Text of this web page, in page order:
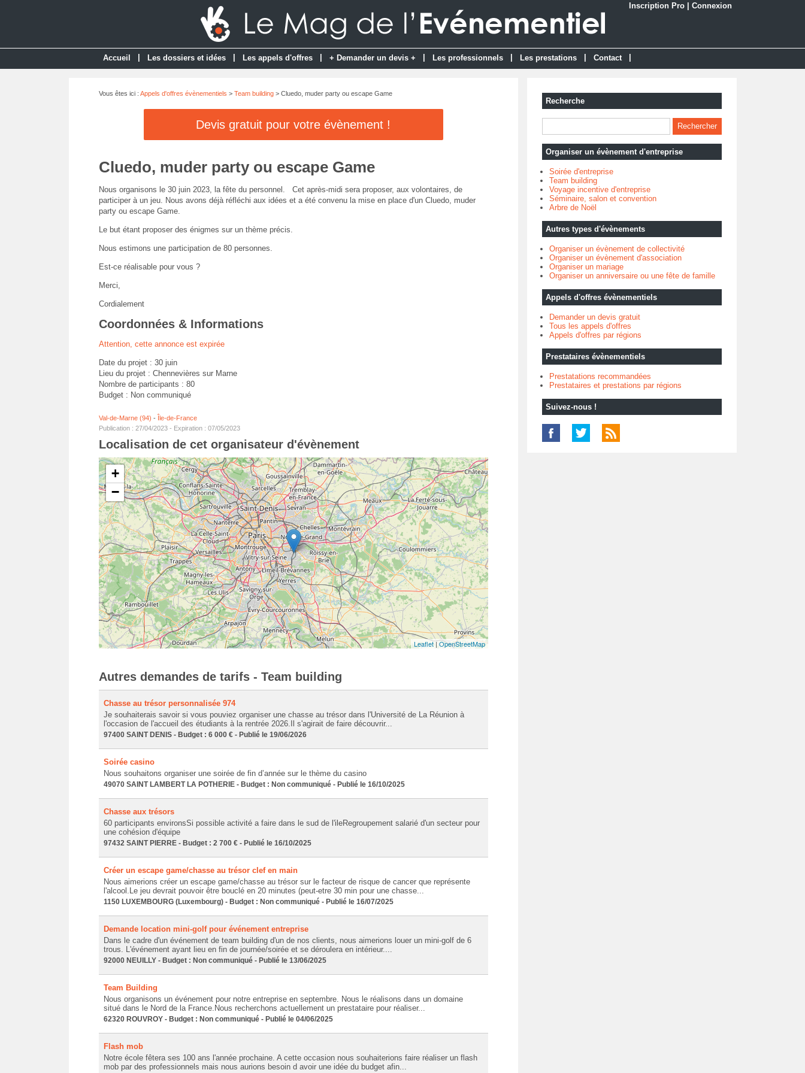
Inscription Pro Connexion
Accueil Les dossiers et idées Les appels d'offres + Demander un devis + Les professionnels Les prestations Contact
Vous êtes ici : Appels d'offres évènementiels > Team building> Cluedo, muder party ou escape Game
Devis gratuit pour votre évènement !
Cluedo, muder party ou escape Game
Nous organisons le 30 juin 2023, la fête du personnel. Cet après-midi sera proposer, aux volontaires, de
participer à un jeu. Nous avons déjà réfléchi aux idées et a été convenu la mise en place d'un Cluedo, muder
party ou escape Game.
Le but étant proposer des énigmes sur un thème précis.
Nous estimons une participation de 80 personnes.
Est-ce réalisable pour vous ?
Merci,
Cordialement
Coordonnées & Informations
Attention, cette annonce est expirée
Date du projet : 30 juin
Lieu du projet : Chennevières sur Marne
Nombre de participants : 80
Budget : Non communiqué
Val-de-Marne (94) - Île-de-France
Publication : 27/04/2023 - Expiration : 07/05/2023
Localisation de cet organisateur d'évènement
+
−
Leaflet|OpenStreetMap
Autres demandes de tarifs - Team building
Chasse au trésor personnalisée 974
Je souhaiterais savoir si vous pouviez organiser une chasse au trésor dans l'Université de La Réunion à
l'occasion de l'accueil des étudiants à la rentrée 2026.Il s'agirait de faire découvrir...
97400 SAINT DENIS - Budget : 6 000 € - Publié le 19/06/2026
Soirée casino
Nous souhaitons organiser une soirée de fin d’année sur le thème du casino
49070 SAINT LAMBERT LA POTHERIE - Budget : Non communiqué - Publié le 16/10/2025
Chasse aux trésors
60 participants environsSi possible activité a faire dans le sud de l'ileRegroupement salarié d'un secteur pour
une cohésion d'équipe
97432 SAINT PIERRE - Budget : 2 700 € - Publié le 16/10/2025
Créer un escape game/chasse au trésor clef en main
Nous aimerions créer un escape game/chasse au trésor sur le facteur de risque de cancer que représente
l'alcool.Le jeu devrait pouvoir être bouclé en 20 minutes (peut-etre 30 min pour une chasse...
1150 LUXEMBOURG (Luxembourg) - Budget : Non communiqué - Publié le 16/07/2025
Demande location mini-golf pour événement entreprise
Dans le cadre d'un événement de team building d'un de nos clients, nous aimerions louer un mini-golf de 6
trous. L'événement ayant lieu en fin de journée/soirée et se déroulera en intérieur....
92000 NEUILLY - Budget : Non communiqué - Publié le 13/06/2025
Team Building
Nous organisons un événement pour notre entreprise en septembre. Nous le réalisons dans un domaine
situé dans le Nord de la France.Nous recherchons actuellement un prestataire pour réaliser...
62320 ROUVROY - Budget : Non communiqué - Publié le 04/06/2025
Flash mob
Notre école fêtera ses 100 ans l'année prochaine. A cette occasion nous souhaiterions faire réaliser un flash
mob par des professionnels mais nous aurions besoin d avoir une idée du budget afin...
Recherche
Organiser un évènement d'entreprise
Soirée d'entreprise
Team building
Voyage incentive d'entreprise
Séminaire, salon et convention
Arbre de Noël
Autres types d'évènements
Organiser un évènement de collectivité
Organiser un évènement d'association
Organiser un mariage
Organiser un anniversaire ou une fête de famille
Appels d'offres évènementiels
Demander un devis gratuit
Tous les appels d'offres
Appels d'offres par régions
Prestataires évènementiels
Prestatations recommandées
Prestataires et prestations par régions
Suivez-nous !